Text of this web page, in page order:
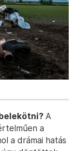
A
a
a drámai hatás